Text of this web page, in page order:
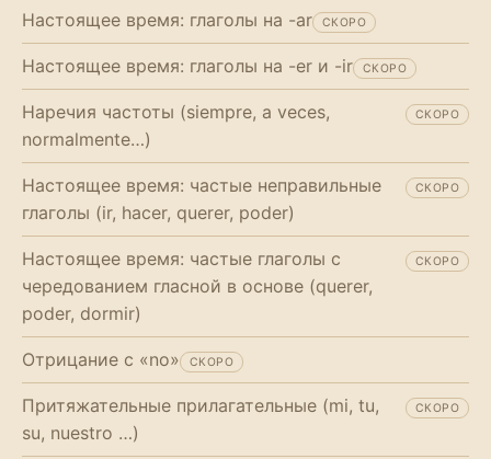
Настоящее время: глаголы на -ar СКОРО
Настоящее время: глаголы на -er и -ir СКОРО
Наречия частоты (siempre, a veces,
normalmente…)
СКОРО
Настоящее время: частые неправильные
глаголы (ir, hacer, querer, poder)
СКОРО
Настоящее время: частые глаголы с
чередованием гласной в основе (querer,
poder, dormir)
СКОРО
Отрицание с «no» СКОРО
Притяжательные прилагательные (mi, tu,
su, nuestro …)
СКОРО